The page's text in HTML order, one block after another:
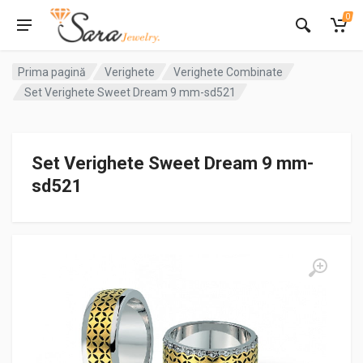
0
Prima pagină Verighete
Verighete Combinate
Set Verighete Sweet Dream 9 mm-sd521
Set Verighete Sweet Dream 9 mm-
sd521